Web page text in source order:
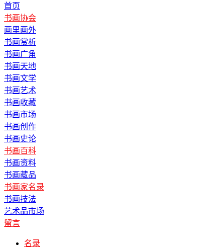
首页
书画协会
画里画外
书画赏析
书画广角
书画天地
书画文学
书画艺术
书画收藏
书画市场
书画创作
书画史论
书画百科
书画资料
书画藏品
书画家名录
书画技法
艺术品市场
留言
名录